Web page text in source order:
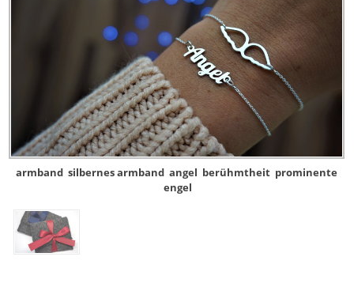
armband silbernes armband angel berühmtheit prominente
engel